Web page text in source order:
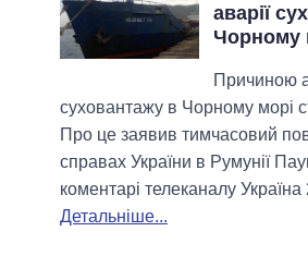
аварії
Чорному
Причиною
суховантажу в Чорному морі
Про це заявив тимчасовий
справах України в Румунії
коментарі телеканалу Україна
Детальніше...